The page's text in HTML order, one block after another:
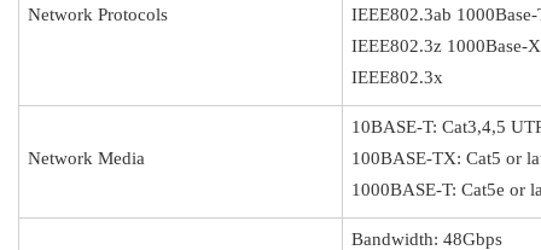
Network Protocols
IEEE802.3ab
IEEE802.3z 1000Base-
IEEE802.3x
Network Media
10BASE-T: Cat3,4,5
100BASE-TX: Cat5 or
1000BASE-T: Cat5e or
Bandwidth: 48Gbps